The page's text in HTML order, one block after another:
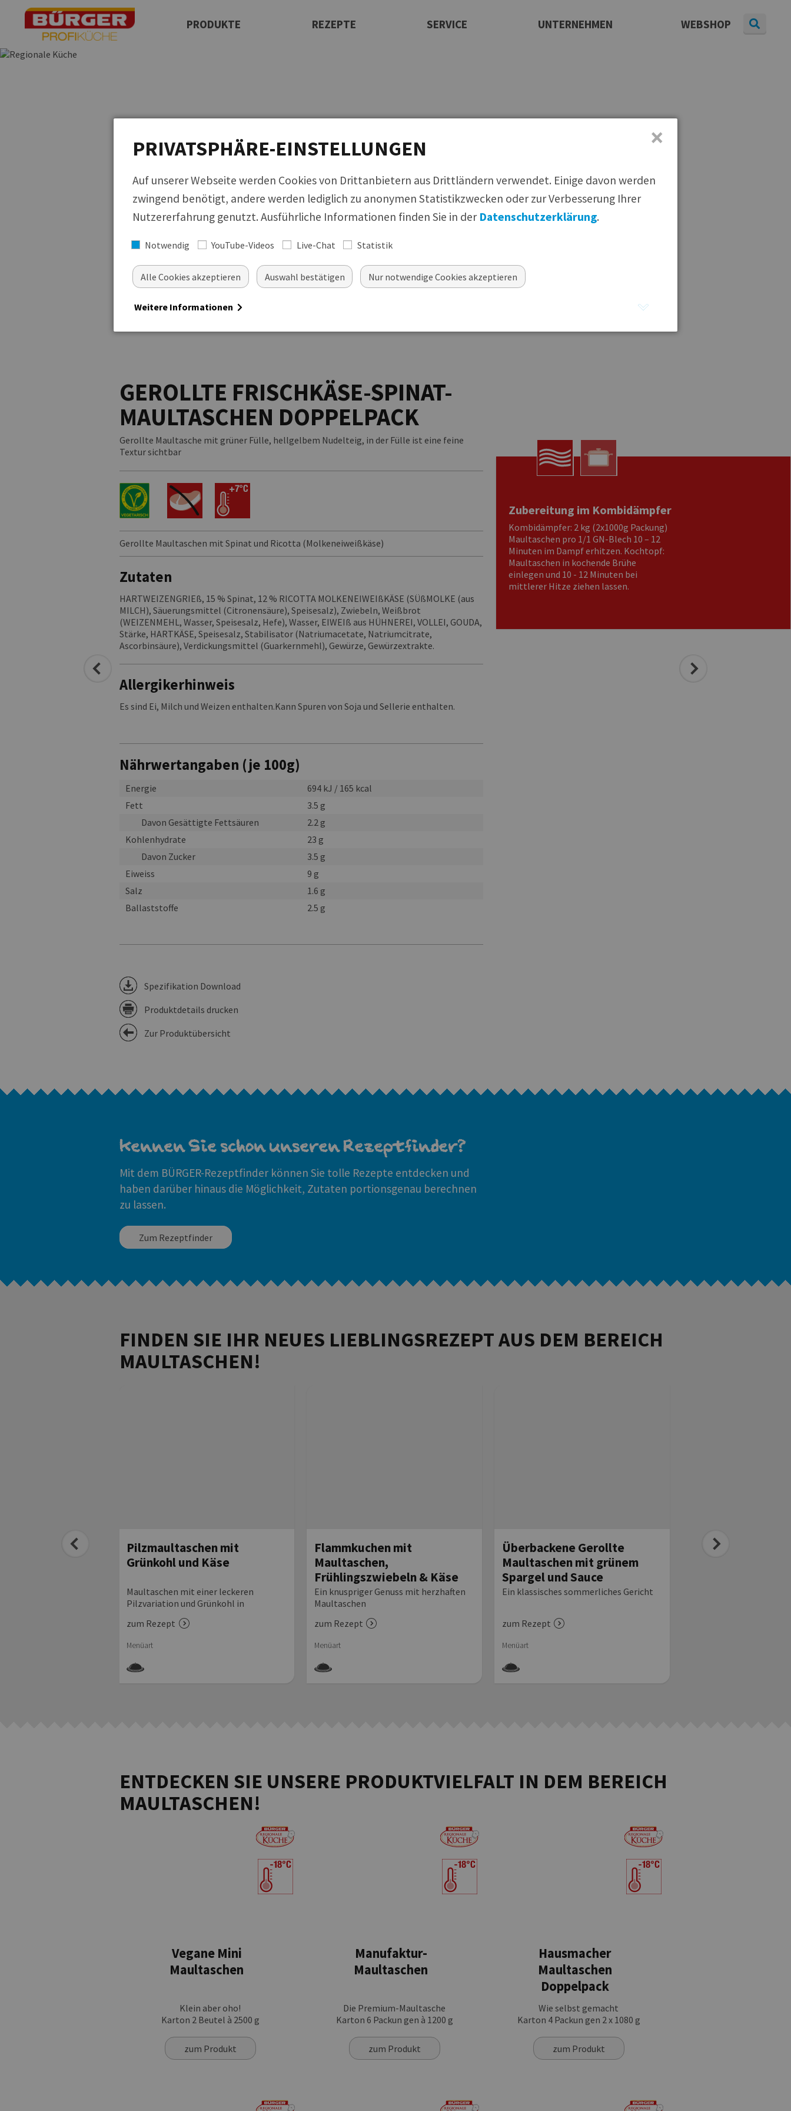
PRODUKTE REZEPTE SERVICE UNTERNEHMEN WEBSHOP
Regionale Küche
Küchen der Welt
Italienische Produkte
Suppeneinlagen
Süßspeisen
Feinkost
Messen
Bildmaterial
Bezugsquellen
Serviervorschlag
GEROLLTE FRISCHKÄSE-SPINAT-
MAULTASCHEN DOPPELPACK
Gerollte Maultasche mit grüner Fülle, hellgelbem Nudelteig, in der Fülle ist eine feine
Textur sichtbar
Gerollte Maultaschen mit Spinat und Ricotta (Molkeneiweißkäse)
Zutaten
HARTWEIZENGRIEß, 15 % Spinat, 12 % RICOTTA MOLKENEIWEIßKÄSE (SÜßMOLKE (aus
MILCH), Säuerungsmittel (Citronensäure), Speisesalz), Zwiebeln, Weißbrot
(WEIZENMEHL, Wasser, Speisesalz, Hefe), Wasser, EIWEIß aus HÜHNEREI, VOLLEI, GOUDA,
Stärke, HARTKÄSE, Speisesalz, Stabilisator (Natriumacetate, Natriumcitrate,
Ascorbinsäure), Verdickungsmittel (Guarkernmehl), Gewürze, Gewürzextrakte.
Allergikerhinweis
Es sind Ei, Milch und Weizen enthalten.Kann Spuren von Soja und Sellerie enthalten.
Nährwertangaben (je 100g)
Energie
694 kJ / 165 kcal
Fett
3.5 g
Davon Gesättigte Fettsäuren
2.2 g
Kohlenhydrate
23 g
Davon Zucker
3.5 g
Eiweiss
9 g
Salz
1.6 g
Ballaststoffe
2.5 g
Spezifikation Download
Produktdetails drucken
Zur Produktübersicht
Zubereitung im Kombidämpfer
Kombidämpfer: 2 kg (2x1000g Packung)
Maultaschen pro 1/1 GN-Blech 10 – 12
Minuten im Dampf erhitzen. Kochtopf:
Maultaschen in kochende Brühe
einlegen und 10 - 12 Minuten bei
mittlerer Hitze ziehen lassen.
Kennen Sie schon unseren Rezeptfinder?
Mit dem BÜRGER-Rezeptfinder können Sie tolle Rezepte entdecken und
haben darüber hinaus die Möglichkeit, Zutaten portionsgenau berechnen
zu lassen.
Zum Rezeptfinder
FINDEN SIE IHR NEUES LIEBLINGSREZEPT AUS DEM BEREICH
MAULTASCHEN!
auf
Pilzmaultaschen mit
Grünkohl und Käse
Maultaschen mit einer leckeren
Pilzvariation und Grünkohl in
zum Rezept
Menüart
Flammkuchen mit
Maultaschen,
Frühlingszwiebeln & Käse
Ein knuspriger Genuss mit herzhaften
Maultaschen
zum Rezept
Menüart
Überbackene Gerollte
Maultaschen mit grünem
Spargel und Sauce
Hollandaise
Ein klassisches sommerliches Gericht
zum Rezept
Menüart
Gebratene
ENTDECKEN SIE UNSERE PRODUKTVIELFALT IN DEM BEREICH
MAULTASCHEN!
Vegane Mini
Maultaschen
Klein aber oho!
Karton 2 Beutel à 2500 g
zum Produkt
Manufaktur-
Maultaschen
Die Premium-Maultasche
Karton 6 Packun gen à 1200 g
zum Produkt
Hausmacher
Maultaschen
Doppelpack
Wie selbst gemacht
Karton 4 Packun gen 2 x 1080 g
zum Produkt
PRIVATSPHÄRE-EINSTELLUNGEN
Auf unserer Webseite werden Cookies von Drittanbietern aus Drittländern verwendet. Einige davon werden
zwingend benötigt, andere werden lediglich zu anonymen Statistikzwecken oder zur Verbesserung Ihrer
Nutzererfahrung genutzt. Ausführliche Informationen finden Sie in der Datenschutzerklärung.
Notwendig YouTube-Videos Live-Chat Statistik
Alle Cookies akzeptieren Auswahl bestätigen Nur notwendige Cookies akzeptieren
Weitere Informationen
×